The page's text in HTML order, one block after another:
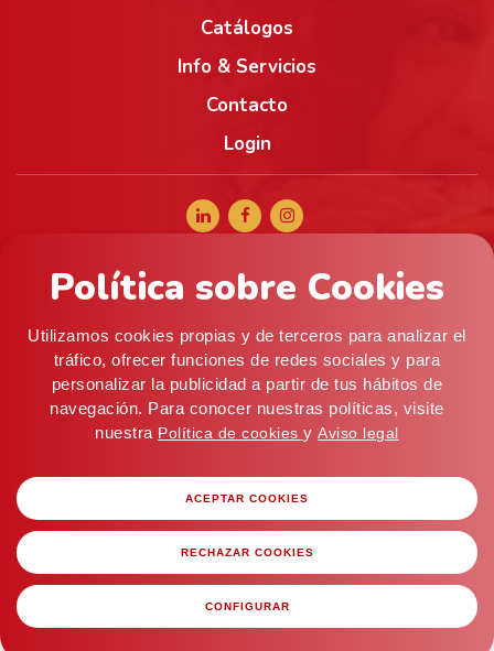
Política sobre Cookies
Utilizamos cookies propias y de terceros para analizar el
tráfico, ofrecer funciones de redes sociales y para
personalizar la publicidad a partir de tus hábitos de
navegación. Para conocer nuestras políticas, visite
nuestra Política de cookiesyAviso legal
ACEPTAR COOKIES
RECHAZAR COOKIES
CONFIGURAR
Catálogos
Info & Servicios
Contacto
Login
+34 965 056 040
C/ Artes Graficas, 5, 03008 Alicante (ESPAÑA) ·
Almacén: c/ Mistral, 9 (P. I. Pla de la Vallonga), 03006
Alicante
Política de privacidad
Condiciones Generales de venta
Aviso legal
Cookies
Desarrollo Web
LoboCom